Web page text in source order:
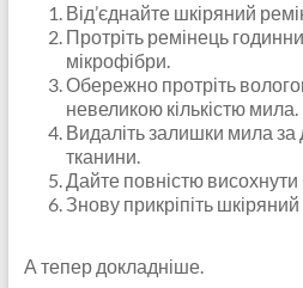
Від’єднайте шкіряний
Протріть ремінець
мікрофібри.
Обережно протріть
невеликою кількістю мила.
Видаліть залишки мила за
тканини.
Дайте повністю висохнути
Знову прикріпіть
А тепер докладніше.